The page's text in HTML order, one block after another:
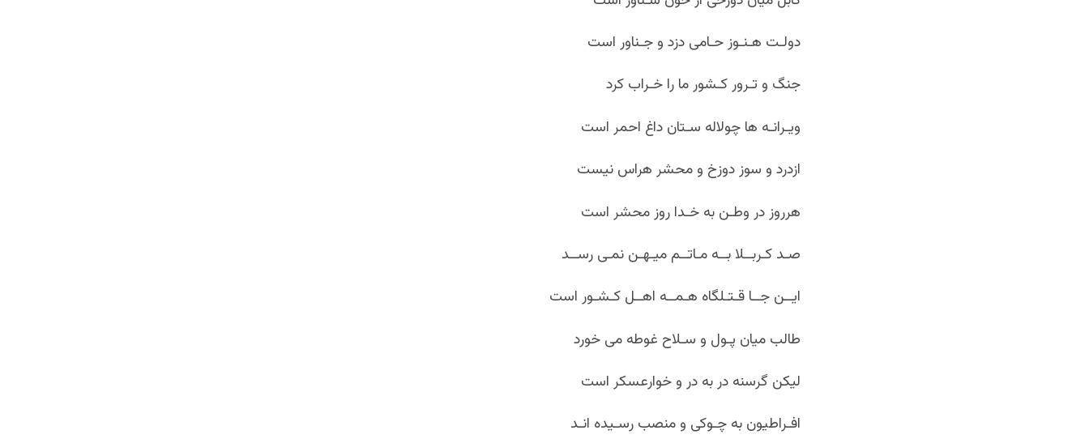
دولـت هـنـوز حـامی دزد و جـناور است
جنگ و تـرور کـشور ما را خـراب کرد
ویـرانـه ها چولاله سـتان داغ احمر است
ازدرد و سوز دوزخ و محشر هراس نیست
هرروز در وطـن به خـدا روز محشر است
صـد کـربــلا بــه مـاتــم میـهـن نمـی رســد
ایــن جــا قـتـلگاه هـمــه اهــل کـشـور است
طالب میان پـول و سـلاح غوطه می خورد
لیکن گرسنه در به در و خوارعسکر است
افـراطیون به چـوکی و منصب رسـیده انـد